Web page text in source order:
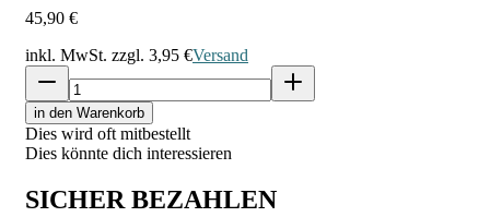
45,90 €
inkl. MwSt. zzgl. 3,95 €Versand
in den Warenkorb
Dies wird oft mitbestellt
Dies könnte dich interessieren
SICHER BEZAHLEN